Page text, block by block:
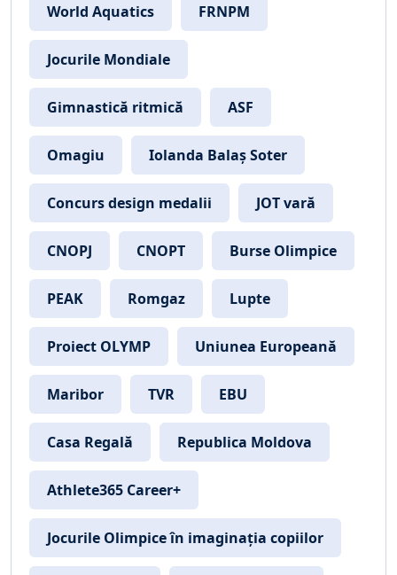
World Aquatics FRNPM
Jocurile Mondiale
Gimnastică ritmică ASF
Omagiu Iolanda Balaș Soter
Concurs design medalii JOT vară
CNOPJ CNOPT Burse Olimpice
PEAK Romgaz Lupte
Proiect OLYMP Uniunea Europeană
Maribor TVR EBU
Casa Regală Republica Moldova
Athlete365 Career+
Jocurile Olimpice în imaginația copiilor